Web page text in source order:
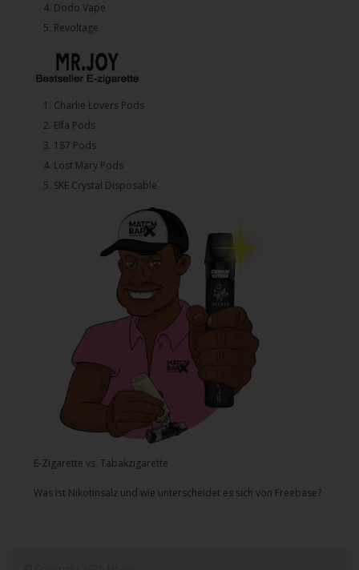
4.⁠ ⁠⁠Dodo Vape
5. ⁠Revoltage
1.⁠ ⁠Charlie Lovers Pods
2.⁠ ⁠⁠Elfa Pods
3.⁠ ⁠⁠187 Pods
4.⁠ ⁠⁠Lost Mary Pods
5.⁠ ⁠⁠SKE Crystal Disposable
E-Zigarette vs. Tabakzigarette
Was ist Nikotinsalz und wie unterscheidet es sich von Freebase?